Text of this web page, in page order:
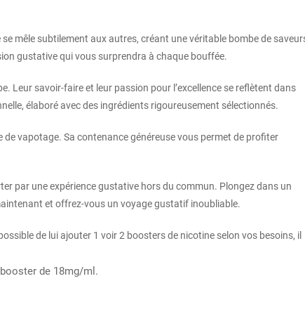
mêle subtilement aux autres, créant une véritable bombe de
gustative qui vous surprendra à chaque bouffée.
Leur savoir-faire et leur passion pour l’excellence se reflètent dans
élaboré avec des ingrédients rigoureusement sélectionnés.
vapotage. Sa contenance généreuse vous permet de profiter
par une expérience gustative hors du commun. Plongez dans un
et offrez-vous un voyage gustatif inoubliable.
de lui ajouter 1 voir 2 boosters de nicotine selon vos besoins, il
de 18mg/ml.